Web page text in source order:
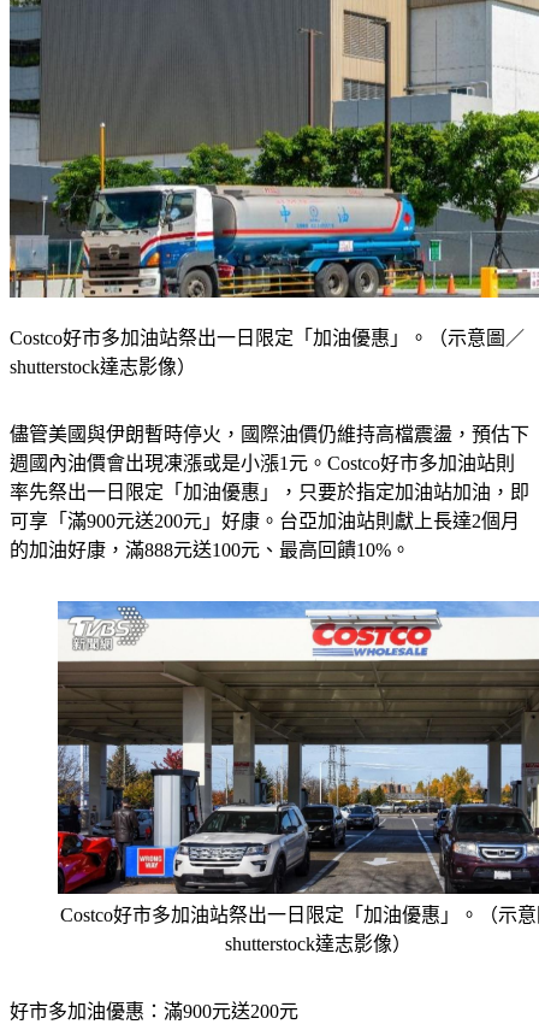
Costco好市多加油站祭出一日限定「加油優惠」。（示意圖／
shutterstock達志影像）
儘管美國與伊朗暫時停火，國際油價仍維持高檔震盪，預估下
週國內油價會出現凍漲或是小漲1元。Costco好市多加油站則
率先祭出一日限定「加油優惠」，只要於指定加油站加油，即
可享「滿900元送200元」好康。台亞加油站則獻上長達2個月
的加油好康，滿888元送100元、最高回饋10%。
Costco好市多加油站祭出一日限定「加油優惠」。（示
shutterstock達志影像）
好市多加油優惠：滿900元送200元